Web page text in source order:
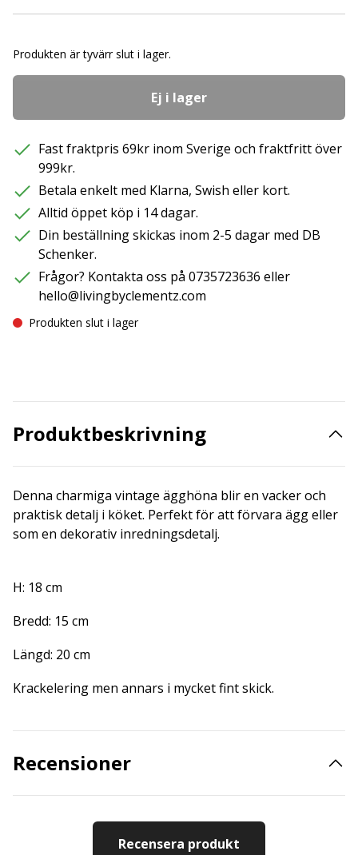
Produkten är tyvärr slut i lager.
Ej i lager
Fast fraktpris 69kr inom Sverige och fraktfritt över
999kr.
Betala enkelt med Klarna, Swish eller kort.
Alltid öppet köp i 14 dagar.
Din beställning skickas inom 2-5 dagar med DB
Schenker.
Frågor? Kontakta oss på 0735723636 eller
hello@livingbyclementz.com
Produkten slut i lager
Produktbeskrivning
Denna charmiga vintage ägghöna blir en vacker och
praktisk detalj i köket. Perfekt för att förvara ägg eller
som en dekorativ inredningsdetalj.
H: 18 cm
Bredd: 15 cm
Längd: 20 cm
Krackelering men annars i mycket fint skick.
Recensioner
Recensera produkt